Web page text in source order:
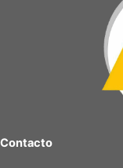
Contacto